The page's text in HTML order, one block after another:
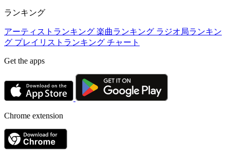
ランキング
アーティストランキング 楽曲ランキング ラジオ局ランキン
グ プレイリストランキング チャート
Get the apps
Chrome extension